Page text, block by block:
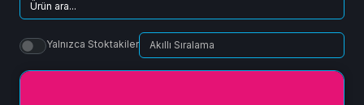
Yalnızca Stoktakiler